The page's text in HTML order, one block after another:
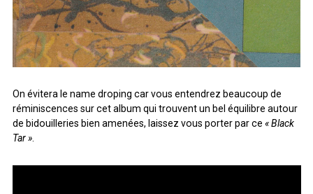
On évitera le name droping car vous entendrez beaucoup de
réminiscences sur cet album qui trouvent un bel équilibre autour
de bidouilleries bien amenées, laissez vous porter par ce « Black
Tar ».